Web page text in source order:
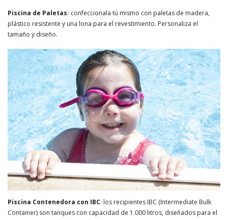
Piscina de Paletas: confeccionala tú mismo con paletas de madera,
plástico resistente y una lona para el revestimiento. Personaliza el
tamaño y diseño.
Piscina Contenedora con IBC: los recipientes IBC (Intermediate Bulk
Container) son tanques con capacidad de 1.000 litros, diseñados para el